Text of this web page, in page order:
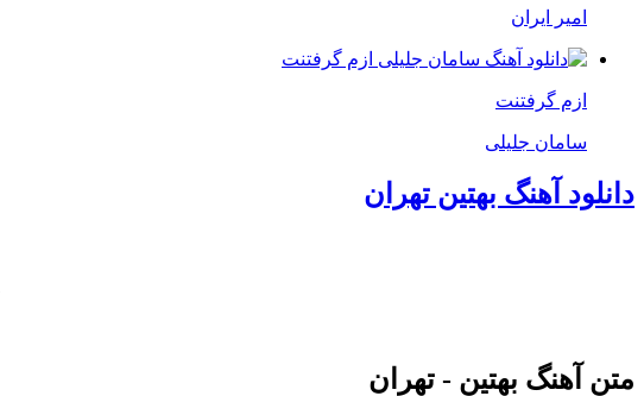
امیر ایران
ازم گرفتنت
سامان جلیلی
دانلود آهنگ بهتین تهران
متن آهنگ بهتین - تهران